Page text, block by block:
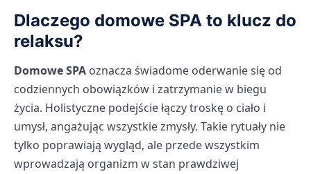
Dlaczego domowe SPA to klucz do
relaksu?
Domowe SPA oznacza świadome oderwanie się od
codziennych obowiązków i zatrzymanie w biegu
życia. Holistyczne podejście łączy troskę o ciało i
umysł, angażując wszystkie zmysły. Takie rytuały nie
tylko poprawiają wygląd, ale przede wszystkim
wprowadzają organizm w stan prawdziwej